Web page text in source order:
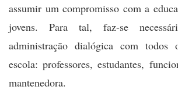
assumir um compromisso com a
jovens. Para tal, faz-se
administração dialógica com todos
escola: professores, estudantes,
mantenedora.